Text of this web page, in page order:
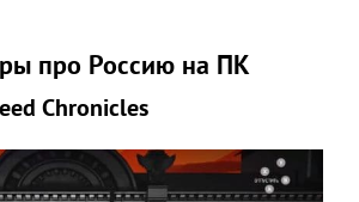
про Россию на ПК
Chronicles